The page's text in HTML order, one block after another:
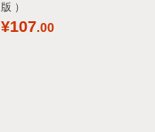
版 ）
¥107.00